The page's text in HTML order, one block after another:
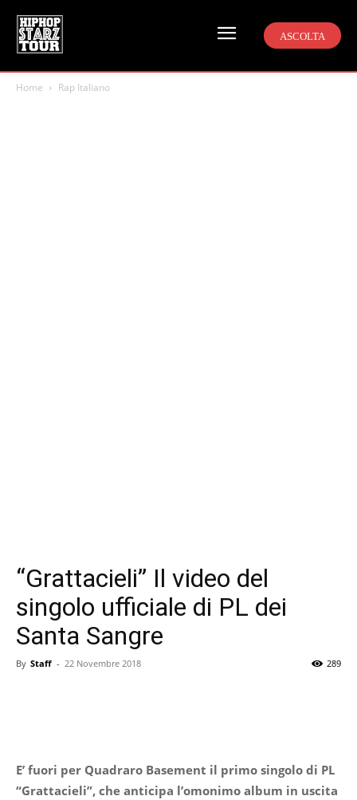
ASCOLTA
Home Rap Italiano
“Grattacieli” Il video del
singolo ufficiale di PL dei
Santa Sangre
By Staff - 22 Novembre 2018 289
E’ fuori per Quadraro Basement il primo singolo di PL
“Grattacieli”, che anticipa l’omonimo album in uscita